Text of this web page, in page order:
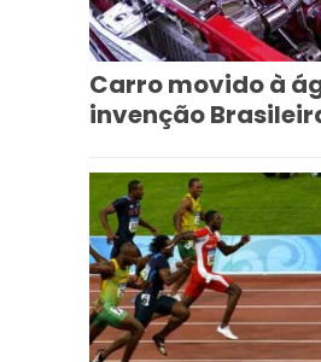
Carro movido à
invenção